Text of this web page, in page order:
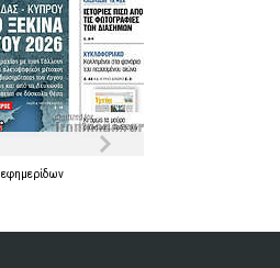
εφημερίδων